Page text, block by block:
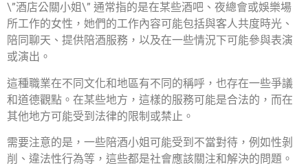
\”酒店公關小姐\” 通常指的是在某些酒吧、夜總會或娛樂場
所工作的女性，她們的工作內容可能包括與客人共度時光、
陪同聊天、提供陪酒服務，以及在一些情況下可能參與表演
或演出。
這種職業在不同文化和地區有不同的稱呼，也存在一些爭議
和道德觀點。在某些地方，這樣的服務可能是合法的，而在
其他地方可能受到法律的限制或禁止。
需要注意的是，一些陪酒小姐可能受到不當對待，例如性剝
削、違法性行為等，這些都是社會應該關注和解決的問題。